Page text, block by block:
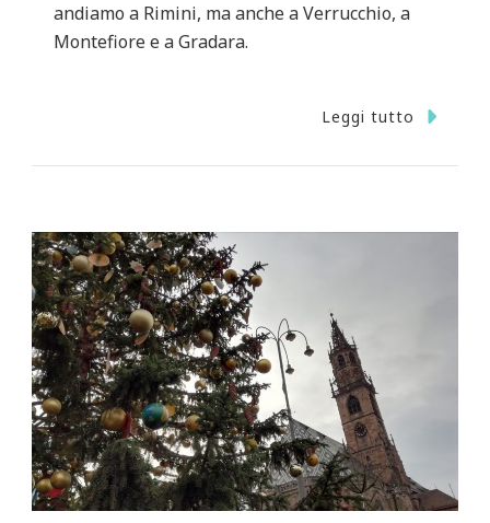
andiamo a Rimini, ma anche a Verrucchio, a
Montefiore e a Gradara.
Leggi tutto